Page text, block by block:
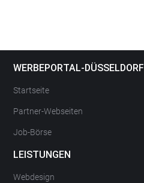
WERBEPORTAL-DÜSSELDORF
Startseite
Partner-Webseiten
Job-Börse
LEISTUNGEN
Webdesign